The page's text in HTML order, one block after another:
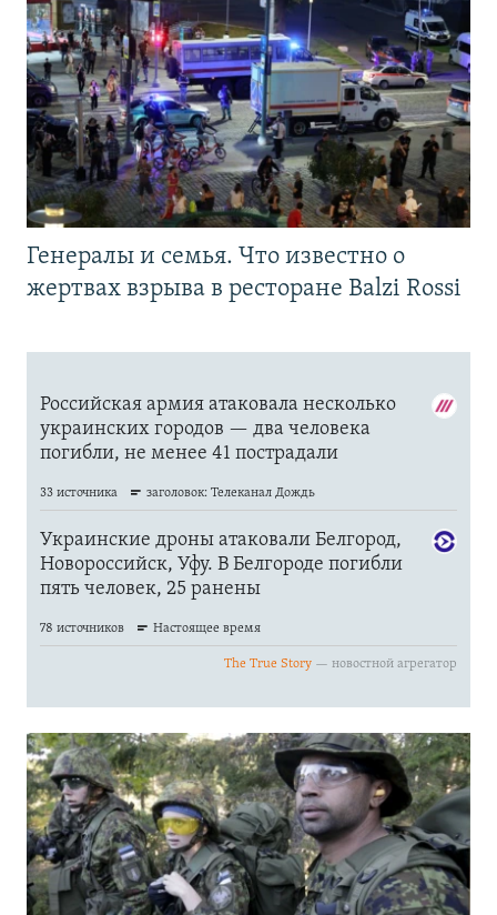
Генералы и семья. Что известно о
жертвах взрыва в ресторане Balzi Rossi